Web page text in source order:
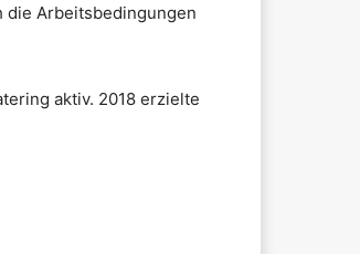
die Arbeitsbedingungen
aktiv. 2018 erzielte